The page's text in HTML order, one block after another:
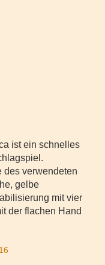
ist ein schnelles
des verwendeten
gelbe
mit vier
der flachen Hand